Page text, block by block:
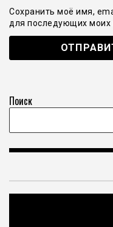
Сохранить моё имя,
для последующих моих
Поиск